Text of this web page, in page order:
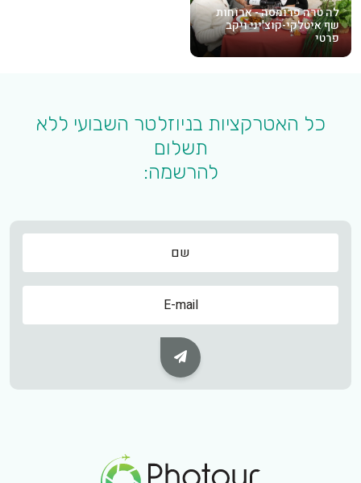
לה טרה פרומסה - ארוחות
שף איטלקי-קוצ'יני ויקב
פרטי
כל האטרקציות בניוזלטר השבועי ללא
תשלום
להרשמה:
שם
שם
Subscribe Button